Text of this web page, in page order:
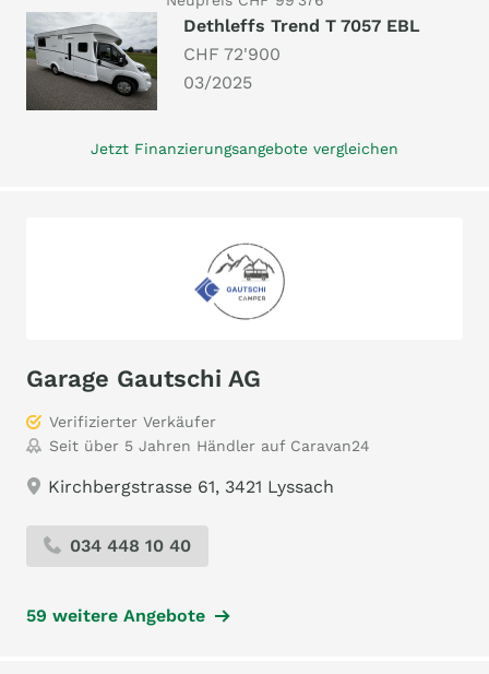
Dethleffs Trend T 7057 EBL
CHF 72'900
03/2025
Jetzt Finanzierungsangebote vergleichen
Garage Gautschi AG
Verifizierter Verkäufer
Seit über 5 Jahren Händler auf Caravan24
Kirchbergstrasse 61, 3421 Lyssach
034 448 10 40
59 weitere Angebote